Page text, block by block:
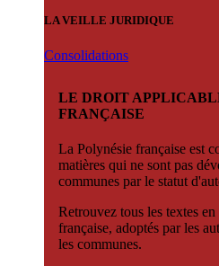
LA VEILLE JURIDIQUE
Consolidations
LE DROIT
FRANÇAISE
La Polynésie française est
matières qui ne sont pas
communes par le statut
Retrouvez tous les textes
française, adoptés par les
les communes.